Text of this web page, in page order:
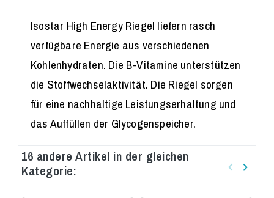
Isostar High Energy Riegel liefern rasch
verfügbare Energie aus verschiedenen
Kohlenhydraten. Die B-Vitamine unterstützen
die Stoffwechselaktivität. Die Riegel sorgen
für eine nachhaltige Leistungserhaltung und
das Auffüllen der Glycogenspeicher.
16 andere Artikel in der gleichen
Kategorie:
Zurück
keyboard_arrow_left Weiter
keyboard_arrow_right